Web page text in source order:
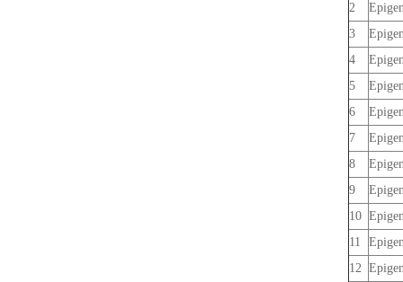
2
3
4
5
6
7
8
9
10
11
12